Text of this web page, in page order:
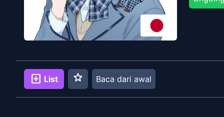
add_box List star Baca dari awal